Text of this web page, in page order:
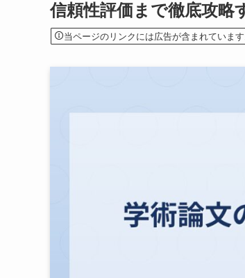
信頼性評価まで徹底攻略
当ページのリンクには広告が含まれています